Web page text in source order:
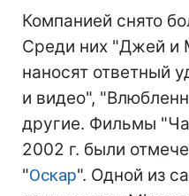
Компанией снято
Среди них "Джей и
наносят ответный
и видео",
другие. Фильмы
2002 г. были
"Оскар". Одной из